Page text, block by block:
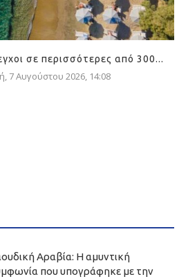
σε περισσότερες από 300...
7 Αυγούστου 2026, 14:08
Αραβία: Η αμυντική
που υπογράφηκε με την